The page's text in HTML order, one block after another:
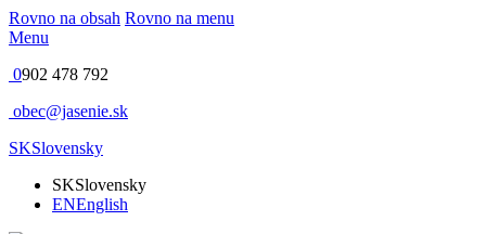
Rovno na obsah Rovno na menu
Menu
0902 478 792
obec@jasenie.sk
SKSlovensky
SKSlovensky
ENEnglish